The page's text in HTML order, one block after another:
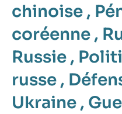
chinoise ,
coréenne ,
Russie ,
russe ,
Ukraine ,